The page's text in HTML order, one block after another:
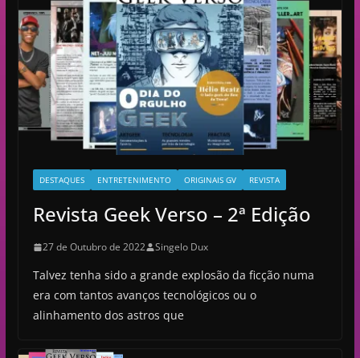
DESTAQUES ENTRETENIMENTO ORIGINAIS GV REVISTA
Revista Geek Verso – 2ª Edição
27 de Outubro de 2022 Singelo Dux
Talvez tenha sido a grande explosão da ficção numa
era com tantos avanços tecnológicos ou o
alinhamento dos astros que